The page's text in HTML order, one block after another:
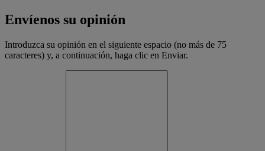
Envíenos su opinión
Introduzca su opinión en el siguiente espacio (no más de 75
caracteres) y, a continuación, haga clic en Enviar.